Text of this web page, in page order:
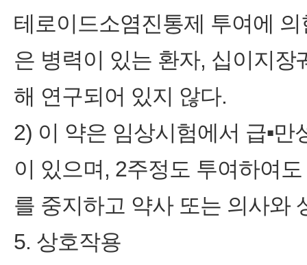
테로이드소염진통제 투여에
은 병력이 있는 환자, 십이지
해 연구되어 있지 않다.
2) 이 약은 임상시험에서 급▪
이 있으며, 2주정도 투여하여
를 중지하고 약사 또는 의사와
5. 상호작용